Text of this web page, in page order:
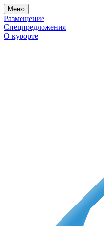
Меню
Размещение
Спецпредложения
О курорте